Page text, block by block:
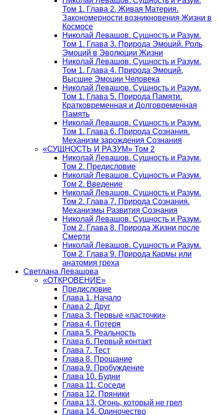
Том 1. Глава 2. Живая Материя.
Закономерности возникновения Жизни в
Космосе
Николай Левашов. Сущность и Разум.
Том 1. Глава 3. Природа Эмоций. Роль
Эмоций в Эволюции Жизни
Николай Левашов. Сущность и Разум.
Том 1. Глава 4. Природа Эмоций.
Высшие Эмоции Человека
Николай Левашов. Сущность и Разум.
Том 1. Глава 5. Природа Памяти.
Кратковременная и Долговременная
Память
Николай Левашов. Сущность и Разум.
Том 1. Глава 6. Природа Сознания.
Механизм зарождения Сознания
«СУЩНОСТЬ И РАЗУМ» Том 2
Николай Левашов. Сущность и Разум.
Том 2. Предисловие
Николай Левашов. Сущность и Разум.
Том 2. Введение
Николай Левашов. Сущность и Разум.
Том 2. Глава 7. Природа Сознания.
Механизмы Развития Сознания
Николай Левашов. Сущность и Разум.
Том 2. Глава 8. Природа Жизни после
Смерти
Николай Левашов. Сущность и Разум.
Том 2. Глава 9. Природа Кармы или
анатомия греха
Светлана Левашова
«ОТКРОВЕНИЕ»
Предисловие
Глава 1. Начало
Глава 2. Друг
Глава 3. Первые «ласточки»
Глава 4. Потеря
Глава 5. Реальность
Глава 6. Первый контакт
Глава 7. Тест
Глава 8. Прощание
Глава 9. Пробуждение
Глава 10. Будни
Глава 11. Соседи
Глава 12. Пряники
Глава 13. Огонь, который не грел
Глава 14. Одиночество